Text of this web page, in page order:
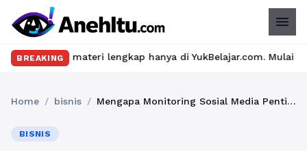
menu
BREAKINGlengkap hanya di YukBelajar.com. Mulai langkah
Home / bisnis / Mengapa Monitoring Sosial Media Penting untuk Kesuksesan Kampanye Digital?
BISNIS